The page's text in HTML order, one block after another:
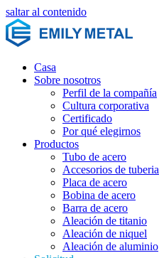
saltar al contenido
Casa
Sobre nosotros
Perfil de la compañía
Cultura corporativa
Certificado
Por qué elegirnos
Productos
Tubo de acero
Accesorios de tuberia
Placa de acero
Bobina de acero
Barra de acero
Aleación de titanio
Aleación de niquel
Aleación de aluminio